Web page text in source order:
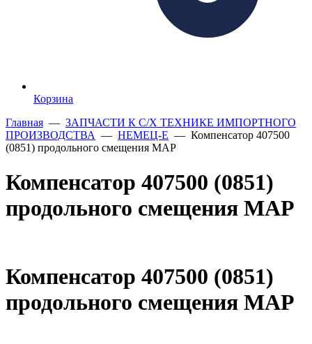
Корзина
Главная — ЗАПЧАСТИ К С/Х ТЕХНИКЕ ИМПОРТНОГО
ПРОИЗВОДСТВА — НЕМЕЦ-Е — Компенсатор 407500
(0851) продольного смещения МАР
Компенсатор 407500 (0851)
продольного смещения МАР
Компенсатор 407500 (0851)
продольного смещения МАР